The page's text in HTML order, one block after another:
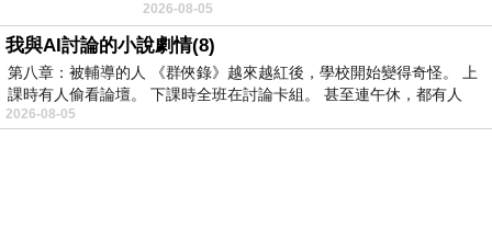
夏日最後一瓣玫瑰， 讓
2026-08-05
我與AI討論的小說劇情(8)
第八章：被輔導的人 《群俠錄》越來越紅後，學校開始變得奇怪。 上
課時有人偷看論壇。 下課時全班在討論卡組。 甚至連午休，都有人
2026-08-05